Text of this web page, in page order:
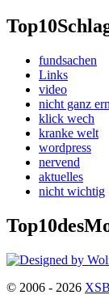
Top10
fundsachen
Links
video
nicht ganz
klick wech
kranke welt
wordpress
nervend
aktuelles
nicht wichtig
Top10
© 2006 - 2026